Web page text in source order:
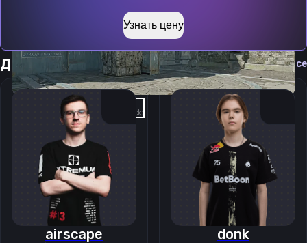
Previous slide Next slide
Узнать цену
Другие прицелы Cмотреть все
airscape donk